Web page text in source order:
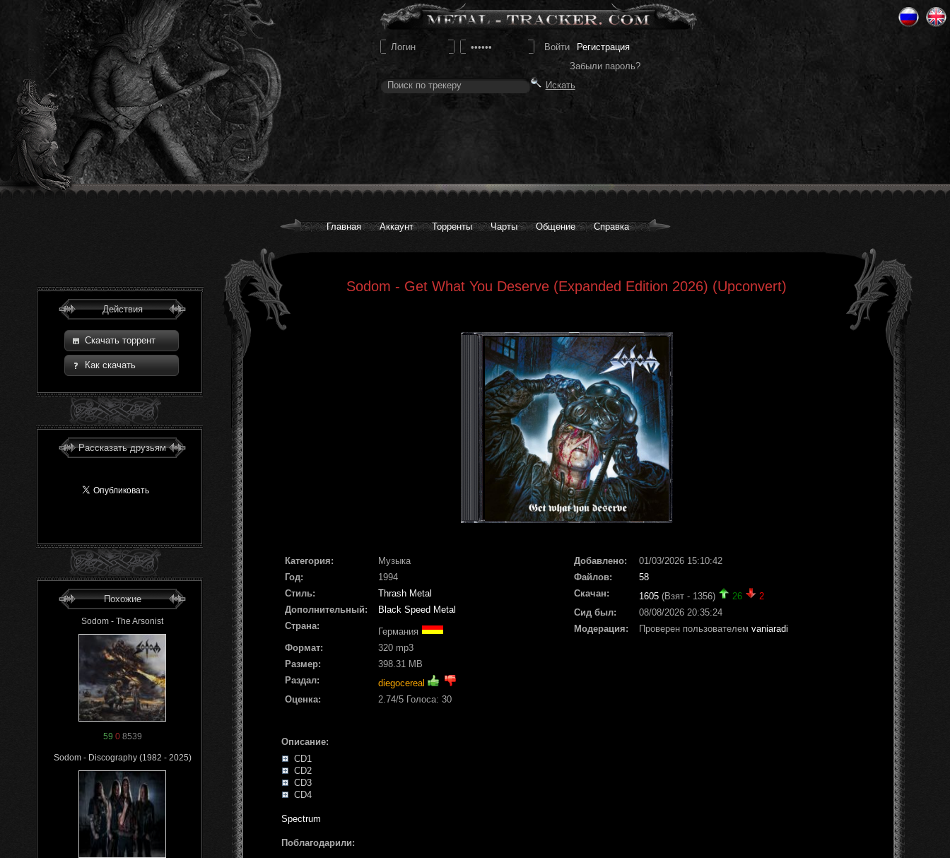
Регистрация
Забыли пароль?
Главная Аккаунт Торренты Чарты Общение Справка
Действия
Скачать торрент
Как скачать
Рассказать друзьям
Похожие
Sodom - The Arsonist
59 08539
Sodom - Discography (1982 - 2025)
Sodom - Get What You Deserve (Expanded Edition 2026) (Upconvert)
Категория:
Музыка
Год:
1994
Стиль:
Thrash Metal
Дополнительный:
Black Speed Metal
Страна:
Германия
Формат:
320 mp3
Размер:
398.31 MB
Раздал:
diegocereal
Оценка:
2.74/5 Голоса: 30
Добавлено:
01/03/2026 15:10:42
Файлов:
58
Скачан:
1605 (Взят - 1356) 26
2
Сид был:
08/08/2026 20:35:24
Модерация:
Проверен пользователем vaniaradi
Описание:
CD1
CD2
CD3
CD4
Spectrum
Поблагодарили: